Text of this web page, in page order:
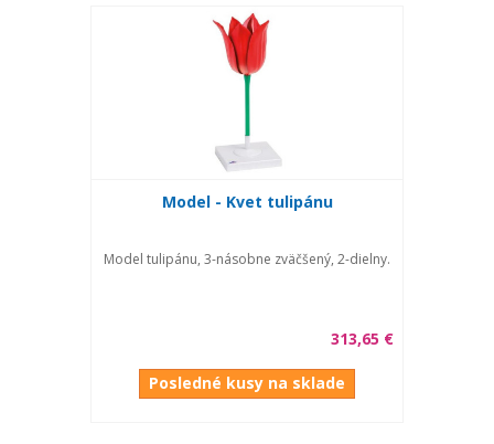
Model - Kvet tulipánu
Model tulipánu, 3-násobne zväčšený, 2-dielny.
313,65 €
Posledné kusy na sklade